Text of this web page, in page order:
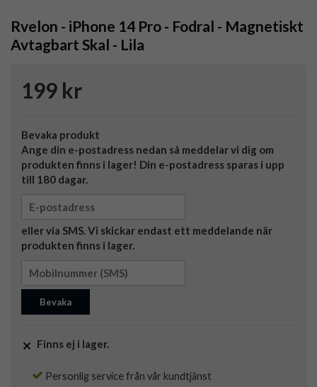
Rvelon - iPhone 14 Pro - Fodral - Magnetiskt
Avtagbart Skal - Lila
199 kr
Bevaka produkt
Ange din e-postadress nedan så meddelar vi dig om
produkten finns i lager! Din e-postadress sparas i upp
till 180 dagar.
eller via SMS. Vi skickar endast ett meddelande när
produkten finns i lager.
Bevaka
Finns ej i lager.
Personlig service från vår kundtjänst